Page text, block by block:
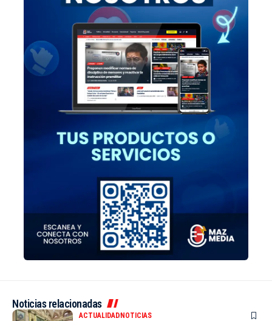
Noticias relacionadas
ACTUALIDADNOTICIAS